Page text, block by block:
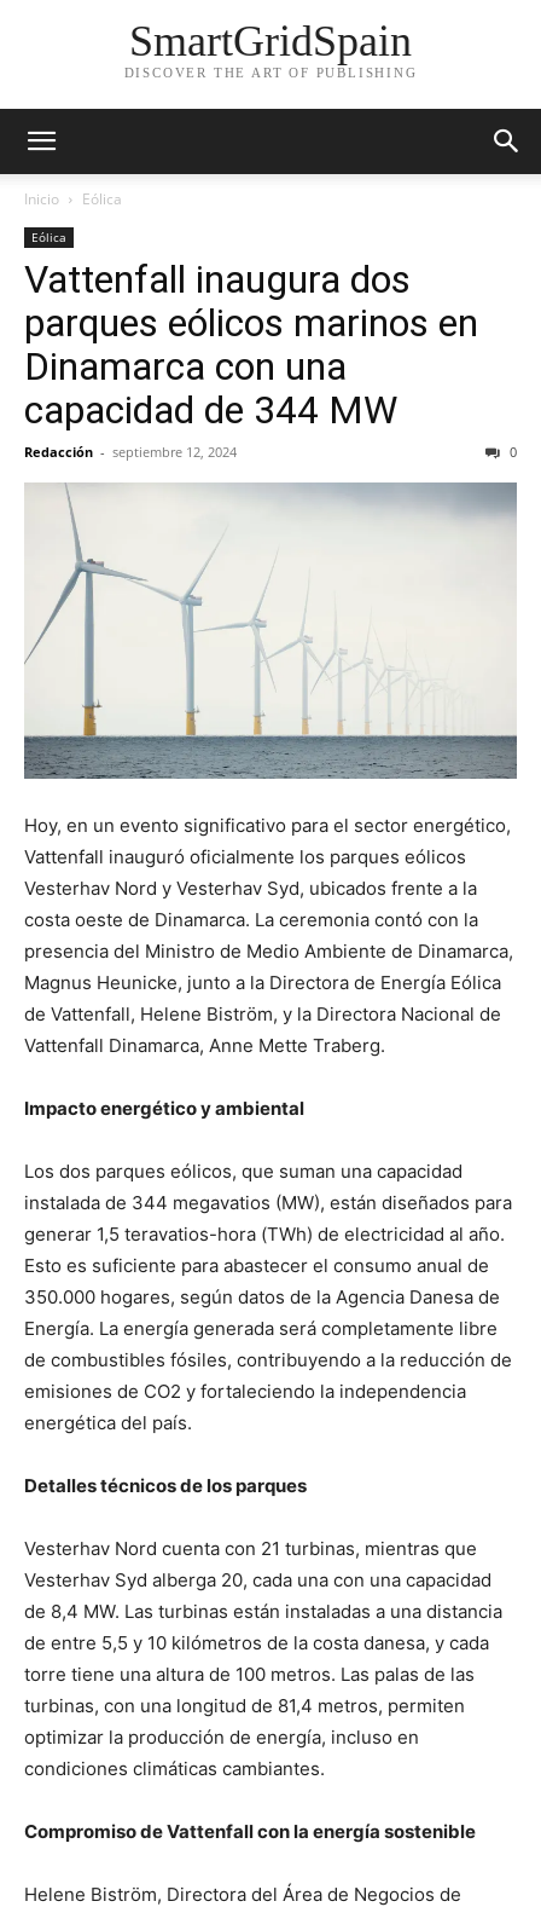
SmartGridSpain
DISCOVER THE ART OF PUBLISHING
Inicio Eólica
Eólica
Vattenfall inaugura dos
parques eólicos marinos en
Dinamarca con una
capacidad de 344 MW
Redacción - septiembre 12, 2024 0
Hoy, en un evento significativo para el sector energético,
Vattenfall inauguró oficialmente los parques eólicos
Vesterhav Nord y Vesterhav Syd, ubicados frente a la
costa oeste de Dinamarca. La ceremonia contó con la
presencia del Ministro de Medio Ambiente de Dinamarca,
Magnus Heunicke, junto a la Directora de Energía Eólica
de Vattenfall, Helene Biström, y la Directora Nacional de
Vattenfall Dinamarca, Anne Mette Traberg.
Impacto energético y ambiental
Los dos parques eólicos, que suman una capacidad
instalada de 344 megavatios (MW), están diseñados para
generar 1,5 teravatios-hora (TWh) de electricidad al año.
Esto es suficiente para abastecer el consumo anual de
350.000 hogares, según datos de la Agencia Danesa de
Energía. La energía generada será completamente libre
de combustibles fósiles, contribuyendo a la reducción de
emisiones de CO2 y fortaleciendo la independencia
energética del país.
Detalles técnicos de los parques
Vesterhav Nord cuenta con 21 turbinas, mientras que
Vesterhav Syd alberga 20, cada una con una capacidad
de 8,4 MW. Las turbinas están instaladas a una distancia
de entre 5,5 y 10 kilómetros de la costa danesa, y cada
torre tiene una altura de 100 metros. Las palas de las
turbinas, con una longitud de 81,4 metros, permiten
optimizar la producción de energía, incluso en
condiciones climáticas cambiantes.
Compromiso de Vattenfall con la energía sostenible
Helene Biström, Directora del Área de Negocios de